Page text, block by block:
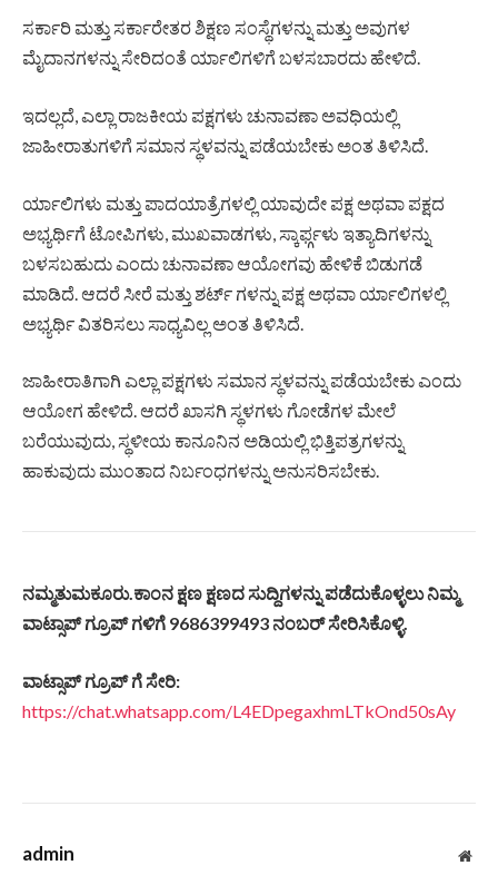
ಸರ್ಕಾರಿ ಮತ್ತು ಸರ್ಕಾರೇತರ ಶಿಕ್ಷಣ ಸಂಸ್ಥೆಗಳನ್ನು ಮತ್ತು ಅವುಗಳ
ಮೈದಾನಗಳನ್ನು ಸೇರಿದಂತೆ ರ್ಯಾಲಿಗಳಿಗೆ ಬಳಸಬಾರದು ಹೇಳಿದೆ.
ಇದಲ್ಲದೆ, ಎಲ್ಲಾ ರಾಜಕೀಯ ಪಕ್ಷಗಳು ಚುನಾವಣಾ ಅವಧಿಯಲ್ಲಿ
ಜಾಹೀರಾತುಗಳಿಗೆ ಸಮಾನ ಸ್ಥಳವನ್ನು ಪಡೆಯಬೇಕು ಅಂತ ತಿಳಿಸಿದೆ.
ರ್ಯಾಲಿಗಳು ಮತ್ತು ಪಾದಯಾತ್ರೆಗಳಲ್ಲಿ ಯಾವುದೇ ಪಕ್ಷ ಅಥವಾ ಪಕ್ಷದ
ಅಭ್ಯರ್ಥಿಗೆ ಟೋಪಿಗಳು, ಮುಖವಾಡಗಳು, ಸ್ಕಾರ್ಫ್ಗಳು ಇತ್ಯಾದಿಗಳನ್ನು
ಬಳಸಬಹುದು ಎಂದು ಚುನಾವಣಾ ಆಯೋಗವು ಹೇಳಿಕೆ ಬಿಡುಗಡೆ
ಮಾಡಿದೆ. ಆದರೆ ಸೀರೆ ಮತ್ತು ಶರ್ಟ್ ಗಳನ್ನು ಪಕ್ಷ ಅಥವಾ ರ್ಯಾಲಿಗಳಲ್ಲಿ
ಅಭ್ಯರ್ಥಿ ವಿತರಿಸಲು ಸಾಧ್ಯವಿಲ್ಲ ಅಂತ ತಿಳಿಸಿದೆ.
ಜಾಹೀರಾತಿಗಾಗಿ ಎಲ್ಲಾ ಪಕ್ಷಗಳು ಸಮಾನ ಸ್ಥಳವನ್ನು ಪಡೆಯಬೇಕು ಎಂದು
ಆಯೋಗ ಹೇಳಿದೆ. ಆದರೆ ಖಾಸಗಿ ಸ್ಥಳಗಳು ಗೋಡೆಗಳ ಮೇಲೆ
ಬರೆಯುವುದು, ಸ್ಥಳೀಯ ಕಾನೂನಿನ ಅಡಿಯಲ್ಲಿ ಭಿತ್ತಿಪತ್ರಗಳನ್ನು
ಹಾಕುವುದು ಮುಂತಾದ ನಿರ್ಬಂಧಗಳನ್ನು ಅನುಸರಿಸಬೇಕು.
ನಮ್ಮತುಮಕೂರು.ಕಾಂನ ಕ್ಷಣ ಕ್ಷಣದಸುದ್ದಿಗಳನ್ನು ಪಡೆದುಕೊಳ್ಳಲುನಿಮ್ಮ
ವಾಟ್ಸಾಪ್ ಗ್ರೂಪ್ ಗಳಿಗೆ 9686399493 ನಂಬರ್ಸೇರಿಸಿಕೊಳ್ಳಿ.
ವಾಟ್ಸಾಪ್ ಗ್ರೂಪ್ ಗೆ ಸೇರಿ:
https://chat.whatsapp.com/L4EDpegaxhmLTkOnd50sAy
admin